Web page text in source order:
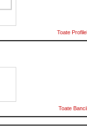
Toate
Toate